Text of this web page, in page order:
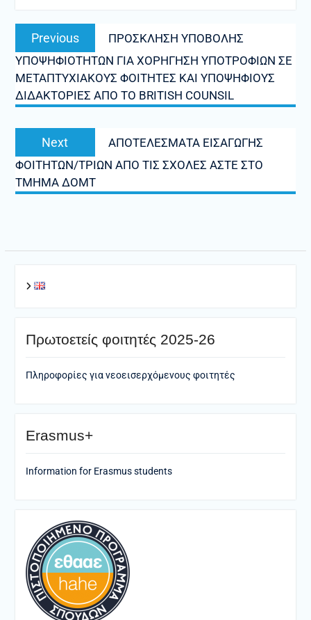
Πλοήγηση
άρθρων
Previous
post:
ΠΡΟΣΚΛΗΣΗ ΥΠΟΒΟΛΗΣ
ΥΠΟΨΗΦΙΟΤΗΤΩΝ ΓΙΑ ΧΟΡΗΓΗΣΗ ΥΠΟΤΡΟΦΙΩΝ ΣΕ
ΜΕΤΑΠΤΥΧΙΑΚΟΥΣ ΦΟΙΤΗΤΕΣ ΚΑΙ ΥΠΟΨΗΦΙΟΥΣ
ΔΙΔΑΚΤΟΡΙΕΣ ΑΠΟ ΤΟ BRITISH COUNSIL
Next
post:
ΑΠΟΤΕΛΕΣΜΑΤΑ ΕΙΣΑΓΩΓΗΣ
ΦΟΙΤΗΤΩΝ/ΤΡΙΩΝ ΑΠΟ ΤΙΣ ΣΧΟΛΕΣ ΑΣΤΕ ΣΤΟ
ΤΜΗΜΑ ΔΟΜΤ
Πρωτοετείς φοιτητές 2025-26
Πληροφορίες για νεοεισερχόμενους φοιτητές
Erasmus+
Information for Erasmus students